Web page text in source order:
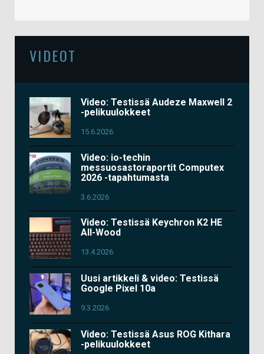
VIDEOT
Video: Testissä Audeze Maxwell 2
-pelikuulokkeet
15.6.2026
Video: io-techin
messuosastoraportit Computex
2026 -tapahtumasta
3.6.2026
Video: Testissä Keychron K2 HE
All-Wood
13.4.2026
Uusi artikkeli & video: Testissä
Google Pixel 10a
9.3.2026
Video: Testissä Asus ROG Kithara
-pelikuulokkeet